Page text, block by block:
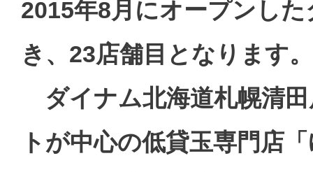
2015年8月にオープンし
き、23店舗目となります。
ダイナム北海道札幌清
トが中心の低貸玉専門店